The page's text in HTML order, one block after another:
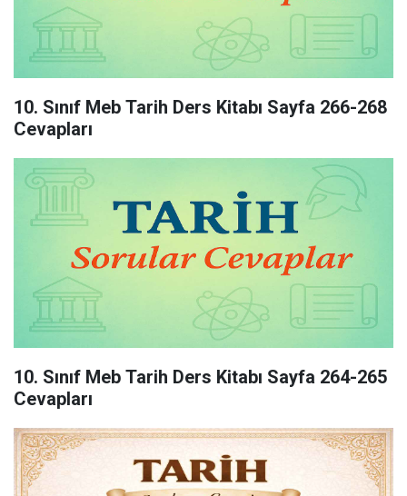
10. Sınıf Meb Tarih Ders Kitabı Sayfa 266-268
Cevapları
10. Sınıf Meb Tarih Ders Kitabı Sayfa 264-265
Cevapları